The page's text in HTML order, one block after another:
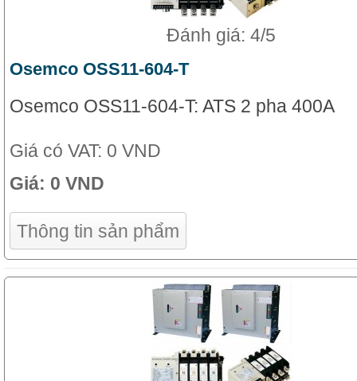
Đánh giá: 4/5
Osemco OSS11-604-T
Osemco OSS11-604-T: ATS 2 pha 400A
Giá có VAT: 0 VND
Giá: 0 VND
Thông tin sản phẩm